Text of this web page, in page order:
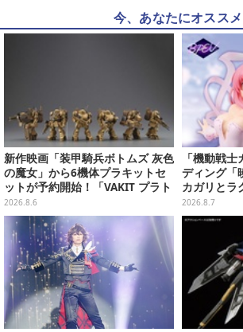
今、あなたにオススメ
新作映画「装甲騎兵ボトムズ 灰色
の魔女」から6機体プラキットセ
ットが予約開始！「VAKIT プラト
ーン」第1弾、各部関節可動仕様
2026.8.6
「機動戦
ディング「
カガリとラ
がプライズに
2026.8.7